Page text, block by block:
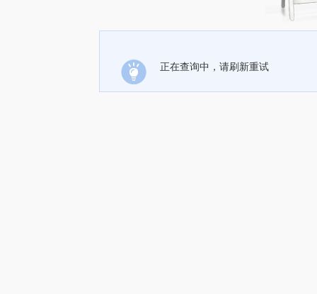
正在查询中，请刷新重试